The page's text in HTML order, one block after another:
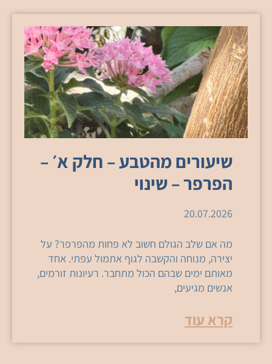
שיעורים מהטבע – חלק א׳ –
הפרפר – שינוי
20.07.2026
מה אם שלב הגולם חשוב לא פחות מהפרפר? על
יצירה, מנוחה והקשבה לגוף אתמול עפתי. אחד
מאותם ימים שבהם הכול מתחבר. רעיונות זורמים,
אנשים מגיעים,
קרא עוד